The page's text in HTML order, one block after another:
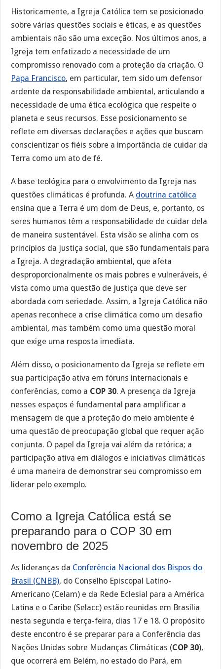
Historicamente, a Igreja Católica tem se posicionado
sobre várias questões sociais e éticas, e as questões
ambientais não são uma exceção. Nos últimos anos, a
Igreja tem enfatizado a necessidade de um
compromisso renovado com a proteção da criação. O
Papa Francisco, em particular, tem sido um defensor
ardente da responsabilidade ambiental, articulando a
necessidade de uma ética ecológica que respeite o
planeta e seus recursos. Esse posicionamento se
reflete em diversas declarações e ações que buscam
conscientizar os fiéis sobre a importância de cuidar da
Terra como um ato de fé.
A base teológica para o envolvimento da Igreja nas
questões climáticas é profunda. A doutrina católica
ensina que a Terra é um dom de Deus, e, portanto, os
seres humanos têm a responsabilidade de cuidar dela
de maneira sustentável. Esta visão se alinha com os
princípios da justiça social, que são fundamentais para
a Igreja. A degradação ambiental, que afeta
desproporcionalmente os mais pobres e vulneráveis, é
vista como uma questão de justiça que deve ser
abordada com seriedade. Assim, a Igreja Católica não
apenas reconhece a crise climática como um desafio
ambiental, mas também como uma questão moral
que exige uma resposta imediata.
Além disso, o posicionamento da Igreja se reflete em
sua participação ativa em fóruns internacionais e
conferências, como a COP 30. A presença da Igreja
nesses espaços é fundamental para amplificar a
mensagem de que a proteção do meio ambiente é
uma questão de preocupação global que requer ação
conjunta. O papel da Igreja vai além da retórica; a
participação ativa em diálogos e iniciativas climáticas
é uma maneira de demonstrar seu compromisso em
liderar pelo exemplo.
Como a Igreja Católica está se
preparando para o COP 30 em
novembro de 2025
As lideranças da Conferência Nacional dos Bispos do
Brasil (CNBB), do Conselho Episcopal Latino-
Americano (Celam) e da Rede Eclesial para a América
Latina e o Caribe (Selacc) estão reunidas em Brasília
nesta segunda e terça-feira, dias 17 e 18. O propósito
deste encontro é se preparar para a Conferência das
Nações Unidas sobre Mudanças Climáticas (COP 30),
que ocorrerá em Belém, no estado do Pará, em